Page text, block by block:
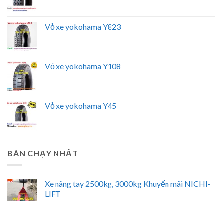
Vỏ xe yokohama Y823
Vỏ xe yokohama Y108
Vỏ xe yokohama Y45
BÁN CHẠY NHẤT
Xe nâng tay 2500kg, 3000kg Khuyến mãi NICHI-
LIFT